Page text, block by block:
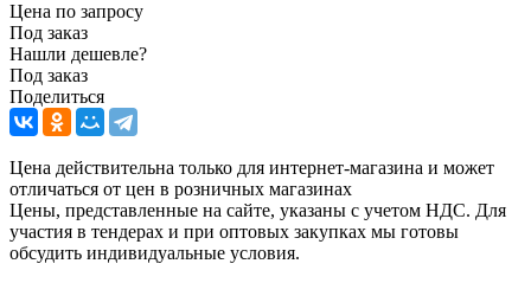
Цена по запросу
Под заказ
Нашли дешевле?
Под заказ
Поделиться
Цена действительна только для интернет-магазина и может
отличаться от цен в розничных магазинах
Цены, представленные на сайте, указаны с учетом НДС. Для
участия в тендерах и при оптовых закупках мы готовы
обсудить индивидуальные условия.